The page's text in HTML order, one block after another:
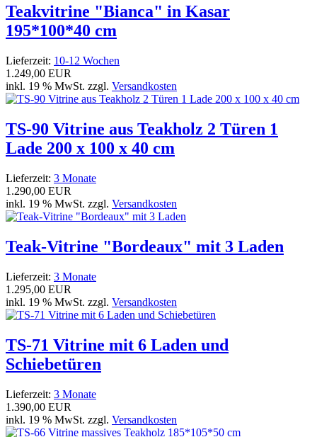
Teakvitrine "Bianca" in Kasar
195*100*40 cm
Lieferzeit: 10-12 Wochen
1.249,00 EUR
inkl. 19 % MwSt. zzgl. Versandkosten
TS-90 Vitrine aus Teakholz 2 Türen 1
Lade 200 x 100 x 40 cm
Lieferzeit: 3 Monate
1.290,00 EUR
inkl. 19 % MwSt. zzgl. Versandkosten
Teak-Vitrine "Bordeaux" mit 3 Laden
Lieferzeit: 3 Monate
1.295,00 EUR
inkl. 19 % MwSt. zzgl. Versandkosten
TS-71 Vitrine mit 6 Laden und
Schiebetüren
Lieferzeit: 3 Monate
1.390,00 EUR
inkl. 19 % MwSt. zzgl. Versandkosten